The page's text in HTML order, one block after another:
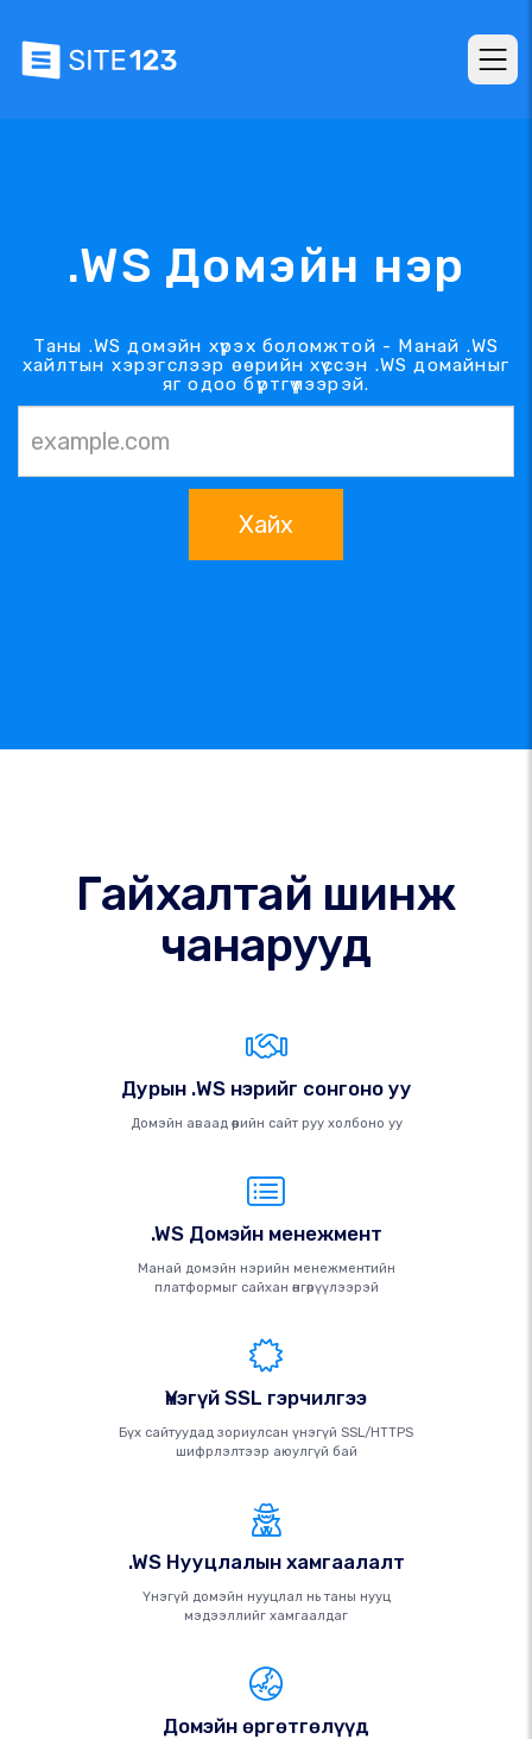
.WS Домэйн нэр
Таны .WS домэйн хүрэх боломжтой - Манай .WS
хайлтын хэрэгслээр өөрийн хүссэн .WS домайныг
яг одоо бүртгүүлээрэй.
Хайх
Гайхалтай шинж
чанарууд
Дурын .WS нэрийг сонгоно уу
Домэйн аваад өөрийн сайт руу холбоно уу
.WS Домэйн менежмент
Манай домэйн нэрийн менежментийн
платформыг сайхан өнгөрүүлээрэй
Үнэгүй SSL гэрчилгээ
Бүх сайтуудад зориулсан үнэгүй SSL/HTTPS
шифрлэлтээр аюулгүй бай
.WS Нууцлалын хамгаалалт
Үнэгүй домэйн нууцлал нь таны нууц
мэдээллийг хамгаалдаг
Домэйн өргөтгөлүүд